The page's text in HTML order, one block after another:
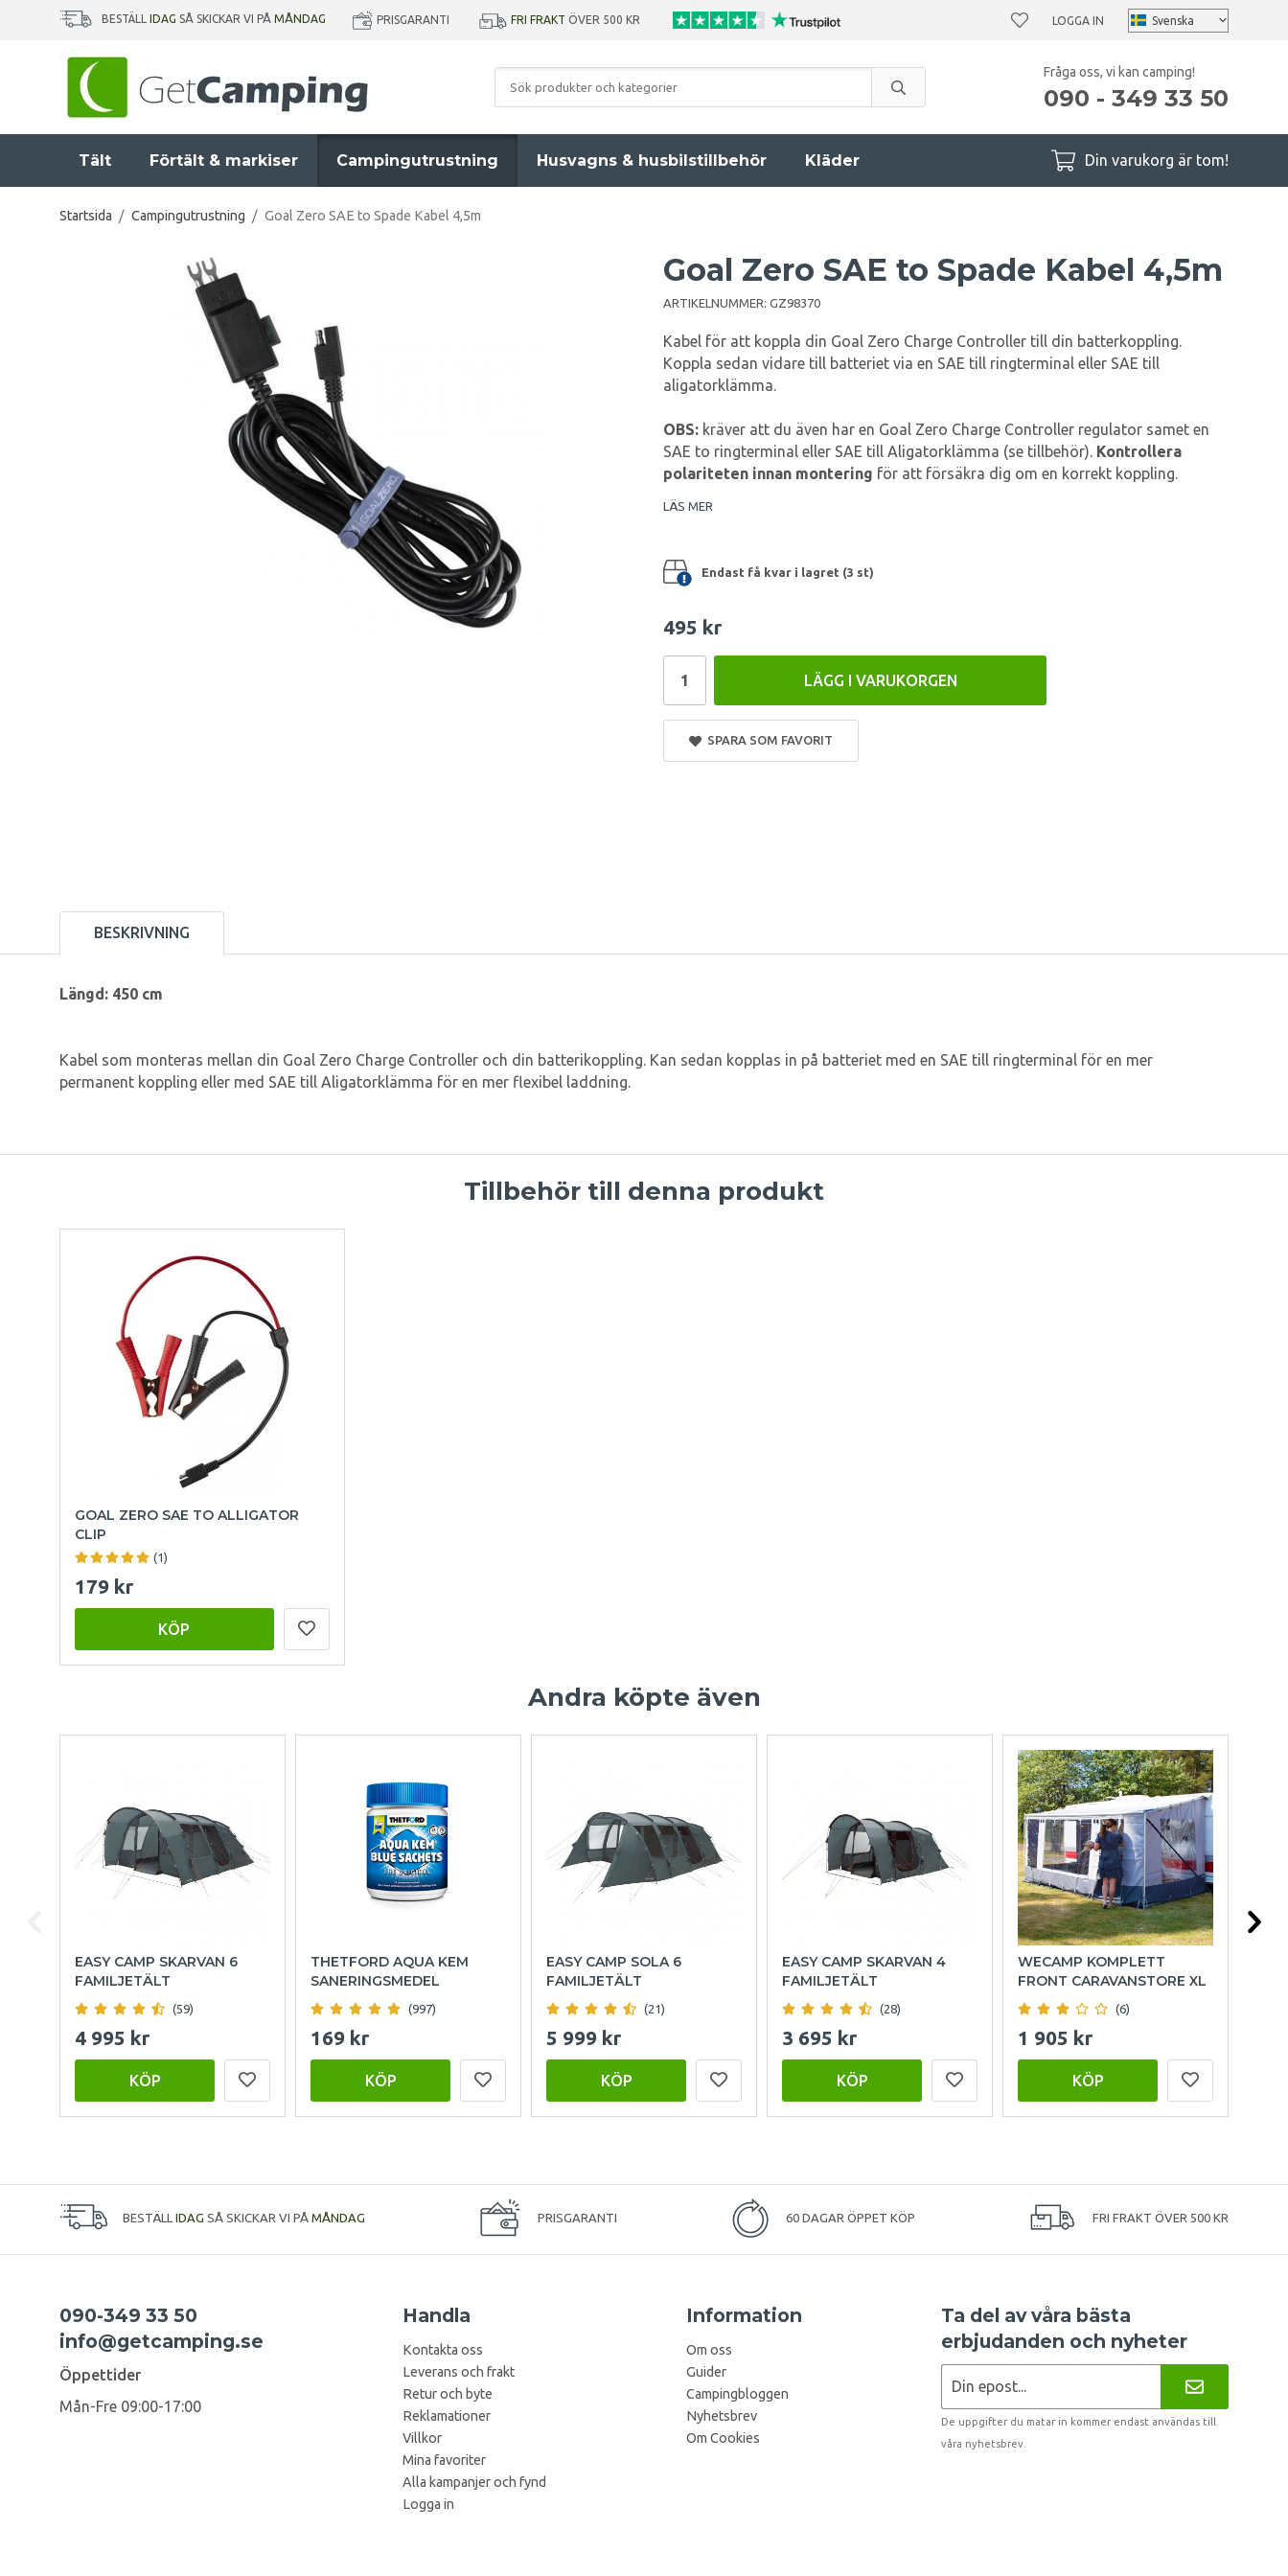
BESTÄLL IDAG SÅ SKICKAR VI PÅ MÅNDAG PRISGARANTI FRI FRAKT ÖVER 500 KR LOGGA IN
Fråga oss, vi kan camping!
090 - 349 33 50
Tält Förtält & markiser Campingutrustning Husvagns & husbilstillbehör Kläder Din varukorg är tom!
Startsida / Campingutrustning / Goal Zero SAE to Spade Kabel 4,5m
Goal Zero SAE to Spade Kabel 4,5m
ARTIKELNUMMER: GZ98370
Kabel för att koppla din Goal Zero Charge Controller till din batterkoppling.
Koppla sedan vidare till batteriet via en SAE till ringterminal eller SAE till
aligatorklämma.
OBS: kräver att du även har en Goal Zero Charge Controller regulator samet en
SAE to ringterminal eller SAE till Aligatorklämma (se tillbehör). Kontrollera
polariteten innan montering för att försäkra dig om en korrekt koppling.
LÄS MER
Endast få kvar i lagret (3 st)
495 kr
LÄGG I VARUKORGEN
SPARA SOM FAVORIT
BESKRIVNING
Längd: 450 cm
Kabel som monteras mellan din Goal Zero Charge Controller och din batterikoppling. Kan sedan kopplas in på batteriet med en SAE till ringterminal för en mer
permanent koppling eller med SAE till Aligatorklämma för en mer flexibel laddning.
Tillbehör till denna produkt
GOAL ZERO SAE TO ALLIGATOR
CLIP
(1)
179 kr
KÖP
Andra köpte även
EASY CAMP SKARVAN 6
FAMILJETÄLT
(59)
4 995 kr
KÖP
THETFORD AQUA KEM
SANERINGSMEDEL
(997)
169 kr
KÖP
EASY CAMP SOLA 6
FAMILJETÄLT
(21)
5 999 kr
KÖP
EASY CAMP SKARVAN 4
FAMILJETÄLT
(28)
3 695 kr
KÖP
WECAMP KOMPLETT
FRONT CARAVANSTORE XL
(6)
1 905 kr
KÖP
BESTÄLL IDAG SÅ SKICKAR VI PÅ MÅNDAG PRISGARANTI 60 DAGAR ÖPPET KÖP FRI FRAKT ÖVER 500 KR
090-349 33 50
info@getcamping.se
Öppettider
Mån-Fre 09:00-17:00
Handla
Kontakta oss
Leverans och frakt
Retur och byte
Reklamationer
Villkor
Mina favoriter
Alla kampanjer och fynd
Logga in
Information
Om oss
Guider
Campingbloggen
Nyhetsbrev
Om Cookies
Ta del av våra bästa
erbjudanden och nyheter
De uppgifter du matar in kommer endast användas till
våra nyhetsbrev.